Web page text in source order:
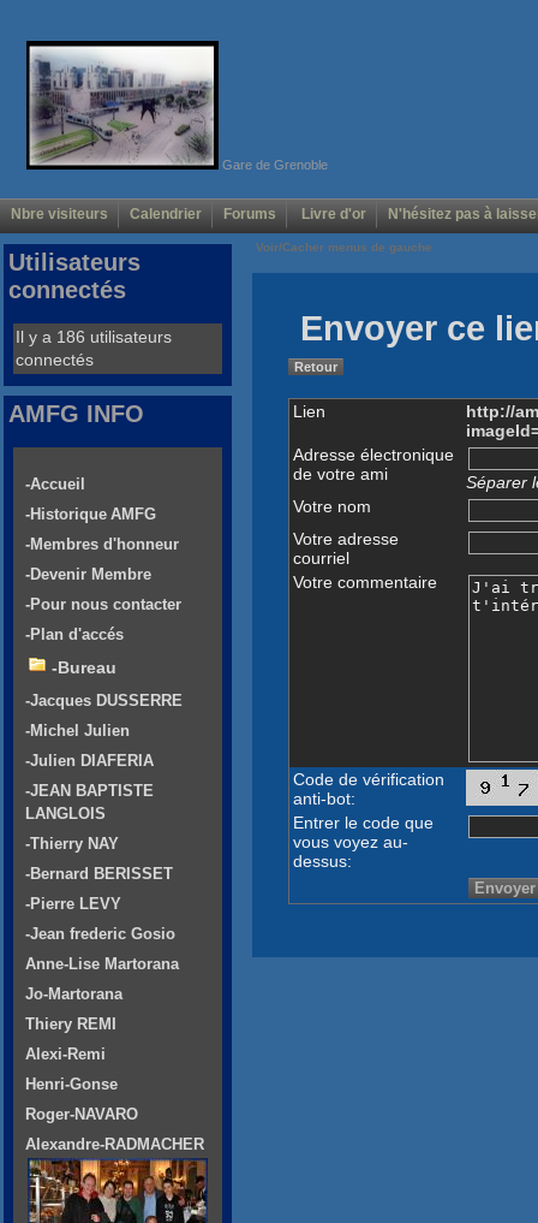
Gare de Grenoble
Nbre visiteurs Calendrier Forums Livre d'or N'hésitez pas à
Voir/Cacher menus de gauche
Envoyer ce
Retour
Lien
http://
Adresse électronique
de votre ami
Séparer
Votre nom
Votre adresse
courriel
Votre commentaire
Code de vérification
anti-bot:
Entrer le code que
vous voyez au-
dessus:
Utilisateurs
connectés
Il y a 186 utilisateurs
connectés
AMFG INFO
-Accueil
-Historique AMFG
-Membres d'honneur
-Devenir Membre
-Pour nous contacter
-Plan d'accés
-Bureau
-Jacques DUSSERRE
-Michel Julien
-Julien DIAFERIA
-JEAN BAPTISTE
LANGLOIS
-Thierry NAY
-Bernard BERISSET
-Pierre LEVY
-Jean frederic Gosio
Anne-Lise Martorana
Jo-Martorana
Thiery REMI
Alexi-Remi
Henri-Gonse
Roger-NAVARO
Alexandre-RADMACHER